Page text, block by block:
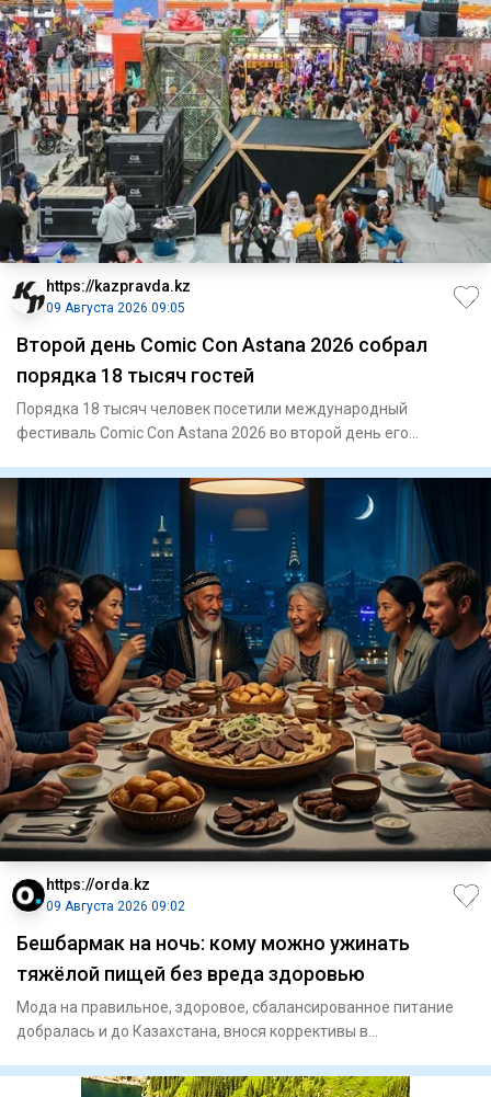
https://kazpravda.kz
09 Августа 2026 09:05
Второй день Comic Con Astana 2026 собрал
порядка 18 тысяч гостей
Порядка 18 тысяч человек посетили международный
фестиваль Comic Con Astana 2026 во второй день его
https://orda.kz
09 Августа 2026 09:02
Бешбармак на ночь: кому можно ужинать
тяжёлой пищей без вреда здоровью
Мода на правильное, здоровое, сбалансированное питание
добралась и до Казахстана, внося коррективы в